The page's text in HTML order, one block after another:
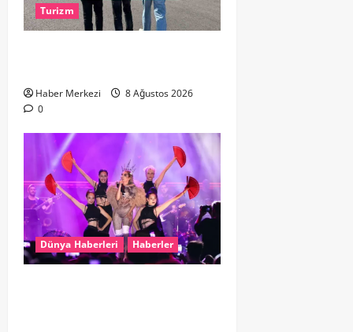
Turizm
Haber Merkezi
8 Ağustos 2026
0
Dünya Haberleri Haberler